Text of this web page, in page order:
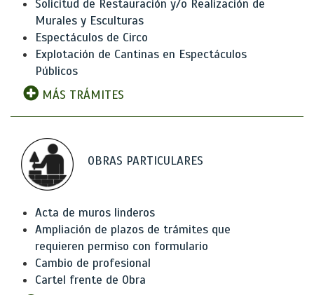
Solicitud de Restauración y/o Realización de
Murales y Esculturas
Espectáculos de Circo
Explotación de Cantinas en Espectáculos
Públicos
MÁS TRÁMITES
OBRAS PARTICULARES
Acta de muros linderos
Ampliación de plazos de trámites que
requieren permiso con formulario
Cambio de profesional
Cartel frente de Obra